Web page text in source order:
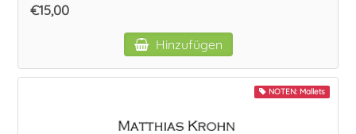
€15,00
Hinzufügen
NOTEN: Mallets